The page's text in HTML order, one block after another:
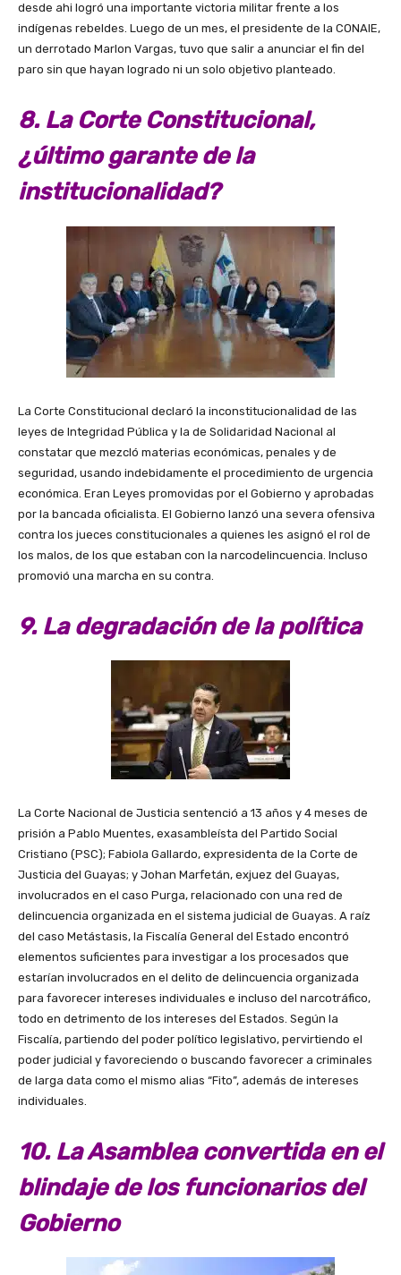
desde ahi logró una importante victoria militar frente a los
indígenas rebeldes. Luego de un mes, el presidente de la CONAIE,
un derrotado Marlon Vargas, tuvo que salir a anunciar el fin del
paro sin que hayan logrado ni un solo objetivo planteado.
8. La Corte Constitucional,
¿último garante de la
institucionalidad?
La Corte Constitucional declaró la inconstitucionalidad de las
leyes de Integridad Pública y la de Solidaridad Nacional al
constatar que mezcló materias económicas, penales y de
seguridad, usando indebidamente el procedimiento de urgencia
económica. Eran Leyes promovidas por el Gobierno y aprobadas
por la bancada oficialista. El Gobierno lanzó una severa ofensiva
contra los jueces constitucionales a quienes les asignó el rol de
los malos, de los que estaban con la narcodelincuencia. Incluso
promovió una marcha en su contra.
9. La degradación de la política
La Corte Nacional de Justicia sentenció a 13 años y 4 meses de
prisión a Pablo Muentes, exasambleísta del Partido Social
Cristiano (PSC); Fabiola Gallardo, expresidenta de la Corte de
Justicia del Guayas; y Johan Marfetán, exjuez del Guayas,
involucrados en el caso Purga, relacionado con una red de
delincuencia organizada en el sistema judicial de Guayas. A raíz
del caso Metástasis, la Fiscalía General del Estado encontró
elementos suficientes para investigar a los procesados que
estarían involucrados en el delito de delincuencia organizada
para favorecer intereses individuales e incluso del narcotráfico,
todo en detrimento de los intereses del Estados. Según la
Fiscalía, partiendo del poder político legislativo, pervirtiendo el
poder judicial y favoreciendo o buscando favorecer a criminales
de larga data como el mismo alias “Fito”, además de intereses
individuales.
10. La Asamblea convertida en el
blindaje de los funcionarios del
Gobierno